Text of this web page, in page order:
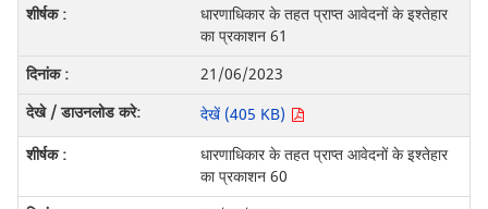
धारणाधिकार के तहत प्राप्त आवेदनों के इश्तेहार
का प्रकाशन 61
21/06/2023
देखें (405 KB)
धारणाधिकार के तहत प्राप्त आवेदनों के इश्तेहार
का प्रकाशन 60